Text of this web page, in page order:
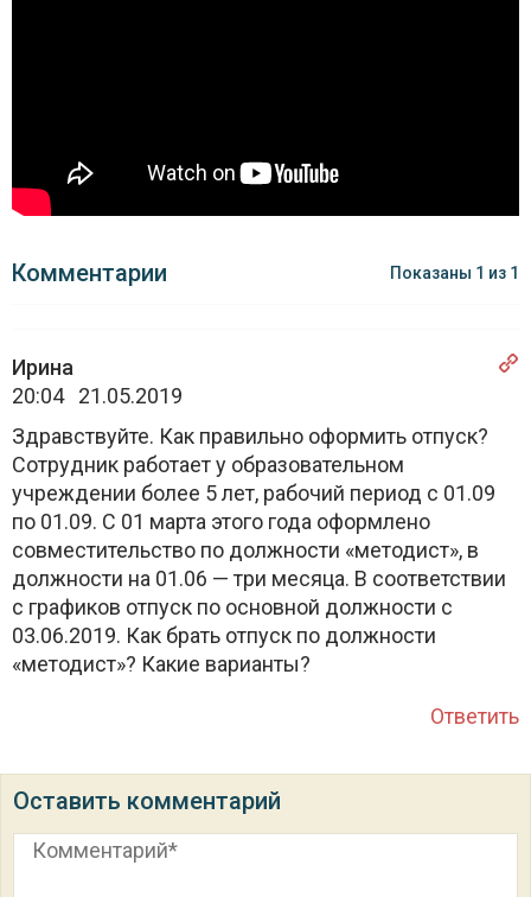
Комментарии Показаны 1 из 1
Ирина
20:04 21.05.2019
Здравствуйте. Как правильно оформить отпуск?
Сотрудник работает у образовательном
учреждении более 5 лет, рабочий период с 01.09
по 01.09. С 01 марта этого года оформлено
совместительство по должности «методист», в
должности на 01.06 — три месяца. В соответствии
с графиков отпуск по основной должности с
03.06.2019. Как брать отпуск по должности
«методист»? Какие варианты?
Ответить
Оставить комментарий